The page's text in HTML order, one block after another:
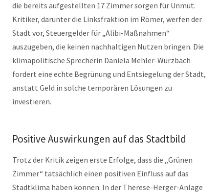
die bereits aufgestellten 17 Zimmer sorgen für Unmut.
Kritiker, darunter die Linksfraktion im Römer, werfen der
Stadt vor, Steuergelder für „Alibi-Maßnahmen“
auszugeben, die keinen nachhaltigen Nutzen bringen. Die
klimapolitische Sprecherin Daniela Mehler-Würzbach
fordert eine echte Begrünung und Entsiegelung der Stadt,
anstatt Geld in solche temporären Lösungen zu
investieren.
Positive Auswirkungen auf das Stadtbild
Trotz der Kritik zeigen erste Erfolge, dass die „Grünen
Zimmer“ tatsächlich einen positiven Einfluss auf das
Stadtklima haben können. In der Therese-Herger-Anlage